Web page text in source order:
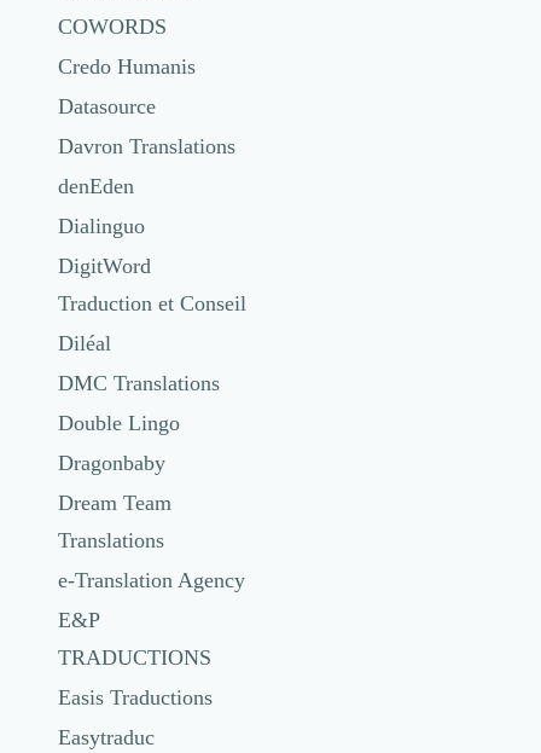
COWORDS
Credo Humanis
Datasource
Davron Translations
denEden
Dialinguo
DigitWord
Traduction et Conseil
Diléal
DMC Translations
Double Lingo
Dragonbaby
Dream Team
Translations
e-Translation Agency
E&P
TRADUCTIONS
Easis Traductions
Easytraduc